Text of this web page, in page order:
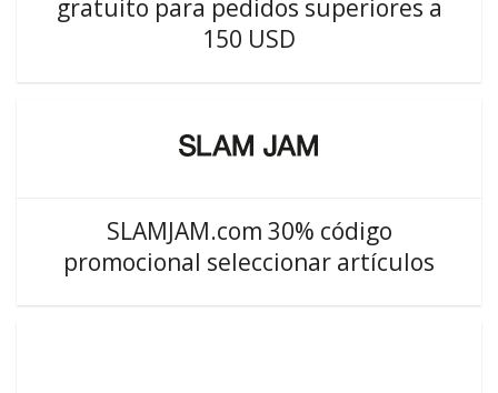
gratuito para pedidos superiores a
150 USD
SLAMJAM.com 30% código
promocional seleccionar artículos